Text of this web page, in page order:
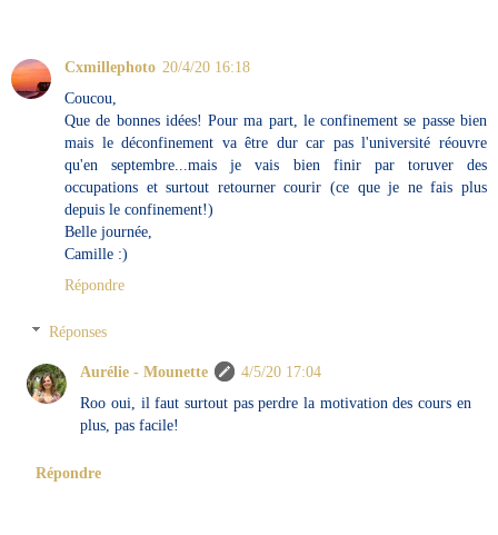
Cxmillephoto 20/4/20 16:18
Coucou,
Que de bonnes idées! Pour ma part, le confinement se passe bien
mais le déconfinement va être dur car pas l'université réouvre
qu'en septembre...mais je vais bien finir par toruver des
occupations et surtout retourner courir (ce que je ne fais plus
depuis le confinement!)
Belle journée,
Camille :)
Répondre
Réponses
Aurélie - Mounette
4/5/20 17:04
Roo oui, il faut surtout pas perdre la motivation des cours en
plus, pas facile!
Répondre